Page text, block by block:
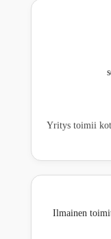
Yritys toimii
Ilmainen